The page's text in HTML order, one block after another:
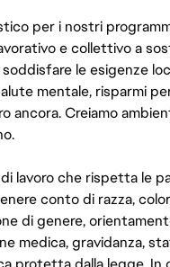
per i nostri
e collettivo a
le esigenze
mentale, risparmi
ancora. Creiamo
lavoro che rispetta le
conto di razza,
di genere,
medica, gravidanza,